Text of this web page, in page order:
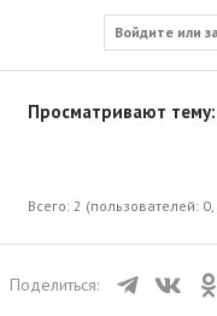
Войдите или
Просматривают тему:
Всего: 2 (пользователей: 0,
Поделиться: Телеграм